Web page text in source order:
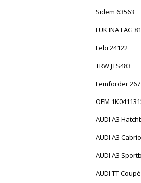
Sidem 63563
LUK INA FAG
Febi 24122
TRW JTS483
Lemförder
OEM
AUDI A3
AUDI A3
AUDI A3
AUDI TT Coupé